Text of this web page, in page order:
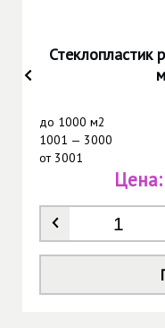
до 1000 м2
1001 — 3000
от3001
Количество
Цена: